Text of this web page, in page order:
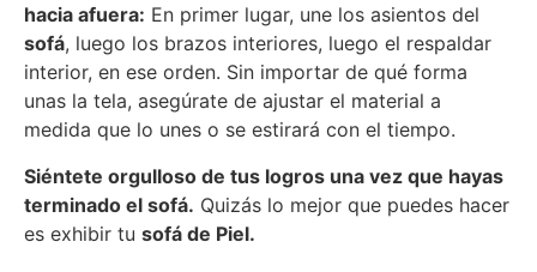
hacia afuera: En primer lugar, une los asientos del
sofá, luego los brazos interiores, luego el respaldar
interior, en ese orden. Sin importar de qué forma
unas la tela, asegúrate de ajustar el material a
medida que lo unes o se estirará con el tiempo.
Siéntete orgulloso de tus logros una vez que hayas
terminado el sofá. Quizás lo mejor que puedes hacer
es exhibir tu sofá de Piel.